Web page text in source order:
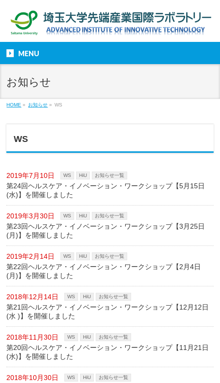
MENU
お知らせ
HOME » お知らせ » WS
WS
2019年7月10日 WS HiU お知らせ一覧
第24回ヘルスケア・イノベーション・ワークショップ【5月15日
(水)】を開催しました
2019年3月30日 WS HiU お知らせ一覧
第23回ヘルスケア・イノベーション・ワークショップ【3月25日
(月)】を開催しました
2019年2月14日 WS HiU お知らせ一覧
第22回ヘルスケア・イノベーション・ワークショップ【2月4日
(月)】を開催しました
2018年12月14日 WS HiU お知らせ一覧
第21回ヘルスケア・イノベーション・ワークショップ【12月12日
(水 )】を開催しました
2018年11月30日 WS HiU お知らせ一覧
第20回ヘルスケア・イノベーション・ワークショップ【11月21日
(水)】を開催しました
2018年10月30日 WS HiU お知らせ一覧